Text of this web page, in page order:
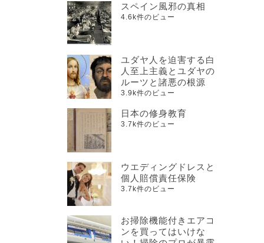
スペイン風邪の真相
4.6k件のビュー
ユダヤ人を迫害する白
人至上主義とユダヤの
ルーツと諸悪の根源
3.9k件のビュー
日本の修身教育
3.7k件のビュー
ウエディングドレスと
個人賠償責任保険
3.7k件のビュー
お掃除機能付きエアコ
ンを買ってはいけな